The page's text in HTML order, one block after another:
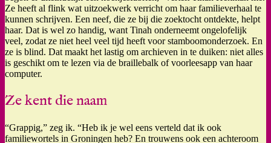
Ze heeft al flink wat uitzoekwerk verricht om haar familieverhaal te
kunnen schrijven. Een neef, die ze bij die zoektocht ontdekte, helpt
haar. Dat is wel zo handig, want Tinah onderneemt ongelofelijk
veel, zodat ze niet heel veel tijd heeft voor stamboomonderzoek. En
ze is blind. Dat maakt het lastig om archieven in te duiken: niet alles
is geschikt om te lezen via de braillebalk of voorleesapp van haar
computer.
Ze kent die naam
“Grappig,” zeg ik. “Heb ik je wel eens verteld dat ik ook
familiewortels in Groningen heb? En trouwens ook een achteroom